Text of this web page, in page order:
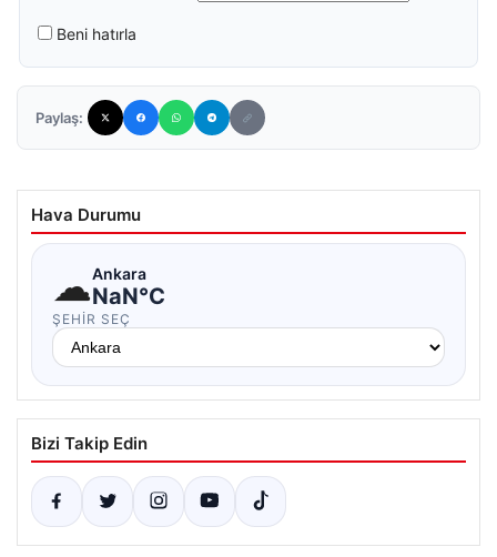
Beni hatırla
Paylaş:
Hava Durumu
☁Ankara
NaN°C
ŞEHIR SEÇ
Bizi Takip Edin